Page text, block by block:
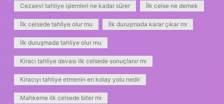
Cezaevi tahliye işlemleri ne kadar sürer İlk celse ne demek
İlk celsede tahliye olur mu İlk duruşmada karar çıkar mı
İlk duruşmada tahliye olur mu
Kiracı tahliye davası ilk celsede sonuçlanır mı
Kiracıyı tahliye etmenin en kolay yolu nedir
Mahkeme ilk celsede biter mi